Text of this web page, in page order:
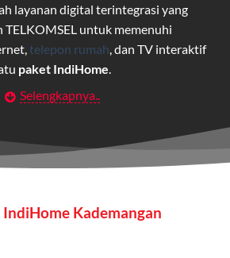
layanan digital terintegrasi yang
TELKOMSEL untuk memenuhi
telepon rumah , dan TV interaktif
paket IndiHome
ini dirancang untuk
yang membutuhkan konektivitas dan
tinggi.
Selengkapnya..
IndiHome Kademangan